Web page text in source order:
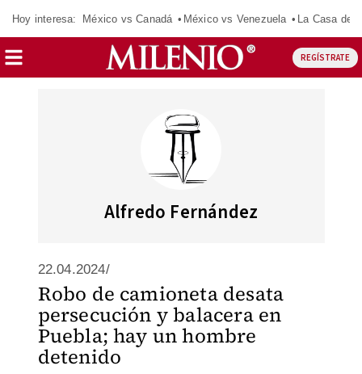
Hoy interesa: México vs Canadá México vs Venezuela La Casa de
REGÍSTRATE
Alfredo Fernández
22.04.2024/
Robo de camioneta desata
persecución y balacera en
Puebla; hay un hombre
detenido